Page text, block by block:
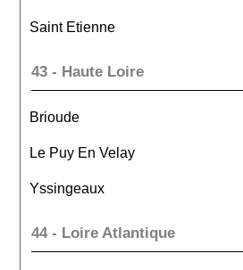
Saint Etienne
43 - Haute Loire
Brioude
Le Puy En Velay
Yssingeaux
44 - Loire Atlantique